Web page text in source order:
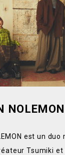
NOLEMON
est un duo
Tsumiki